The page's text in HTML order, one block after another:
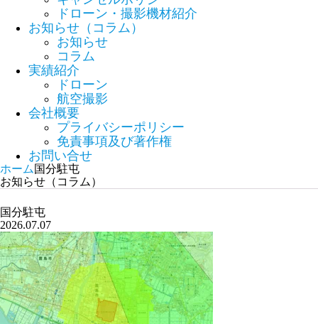
ドローン・撮影機材紹介
お知らせ（コラム）
お知らせ
コラム
実績紹介
ドローン
航空撮影
会社概要
プライバシーポリシー
免責事項及び著作権
お問い合せ
ホーム 国分駐屯
お知らせ（コラム）
国分駐屯
2026.07.07